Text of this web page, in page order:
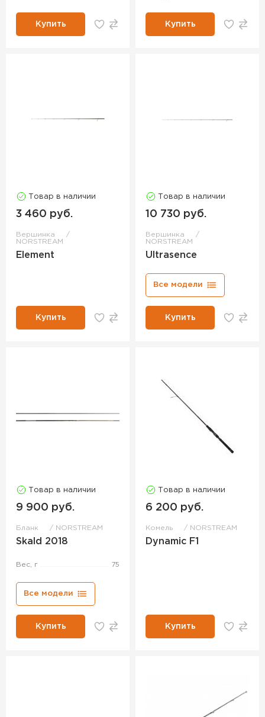
Купить Купить
Товар в наличии
3 460 руб.
Вершинка
NORSTREAM
Element
Купить
Товар в наличии
10 730 руб.
Вершинка
NORSTREAM
Ultrasence
Все модели
Купить
Товар в наличии
9 900 руб.
Бланк NORSTREAM
Skald 2018
Вес, г 75
Все модели
Купить
Товар в наличии
6 200 руб.
Комель NORSTREAM
Dynamic F1
Купить